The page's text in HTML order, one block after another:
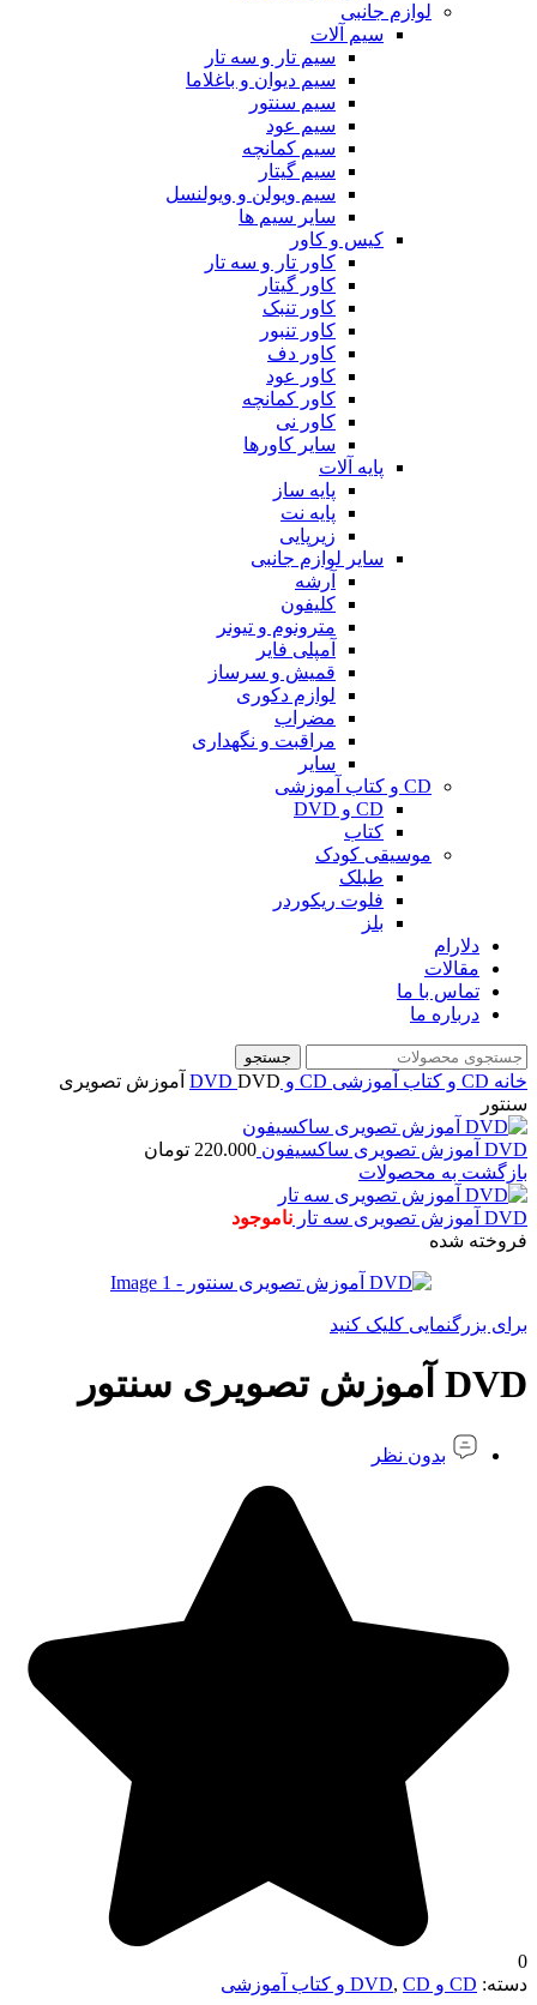
لوازم جانبی
سیم آلات
سیم تار و سه تار
سیم دیوان و باغلاما
سیم سنتور
سیم عود
سیم کمانچه
سیم گیتار
سیم ویولن و ویولنسل
سایر سیم ها
کیس و کاور
کاور تار و سه تار
کاور گیتار
کاور تنبک
کاور تنبور
کاور دف
کاور عود
کاور کمانچه
کاور نی
سایر کاورها
پایه آلات
پایه ساز
پایه نت
زیرپایی
سایر لوازم جانبی
آرشه
کلیفون
مترونوم و تیونر
آمپلی فایر
قمیش و سرساز
لوازم دکوری
مضراب
مراقبت و نگهداری
سایر
CD و کتاب آموزشی
CD و DVD
کتاب
موسیقی کودک
طبلک
فلوت ریکوردر
بلز
دلارام
مقالات
تماس با ما
درباره ما
جستجو
خانه CD و کتاب آموزشی CD و DVD
DVD آموزش تصویری
سنتور
DVD آموزش تصویری ساکسیفون 220.000 تومان
بازگشت به محصولات
DVD آموزش تصویری سه تار
ناموجود
فروخته شده
برای بزرگنمایی کلیک کنید
DVD آموزش تصویری سنتور
بدون نظر
0
دسته: CD و DVD , CD و کتاب آموزشی